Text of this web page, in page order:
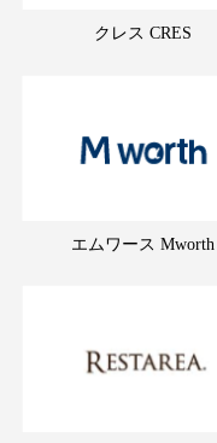
クレス CRES
エムワース Mworth